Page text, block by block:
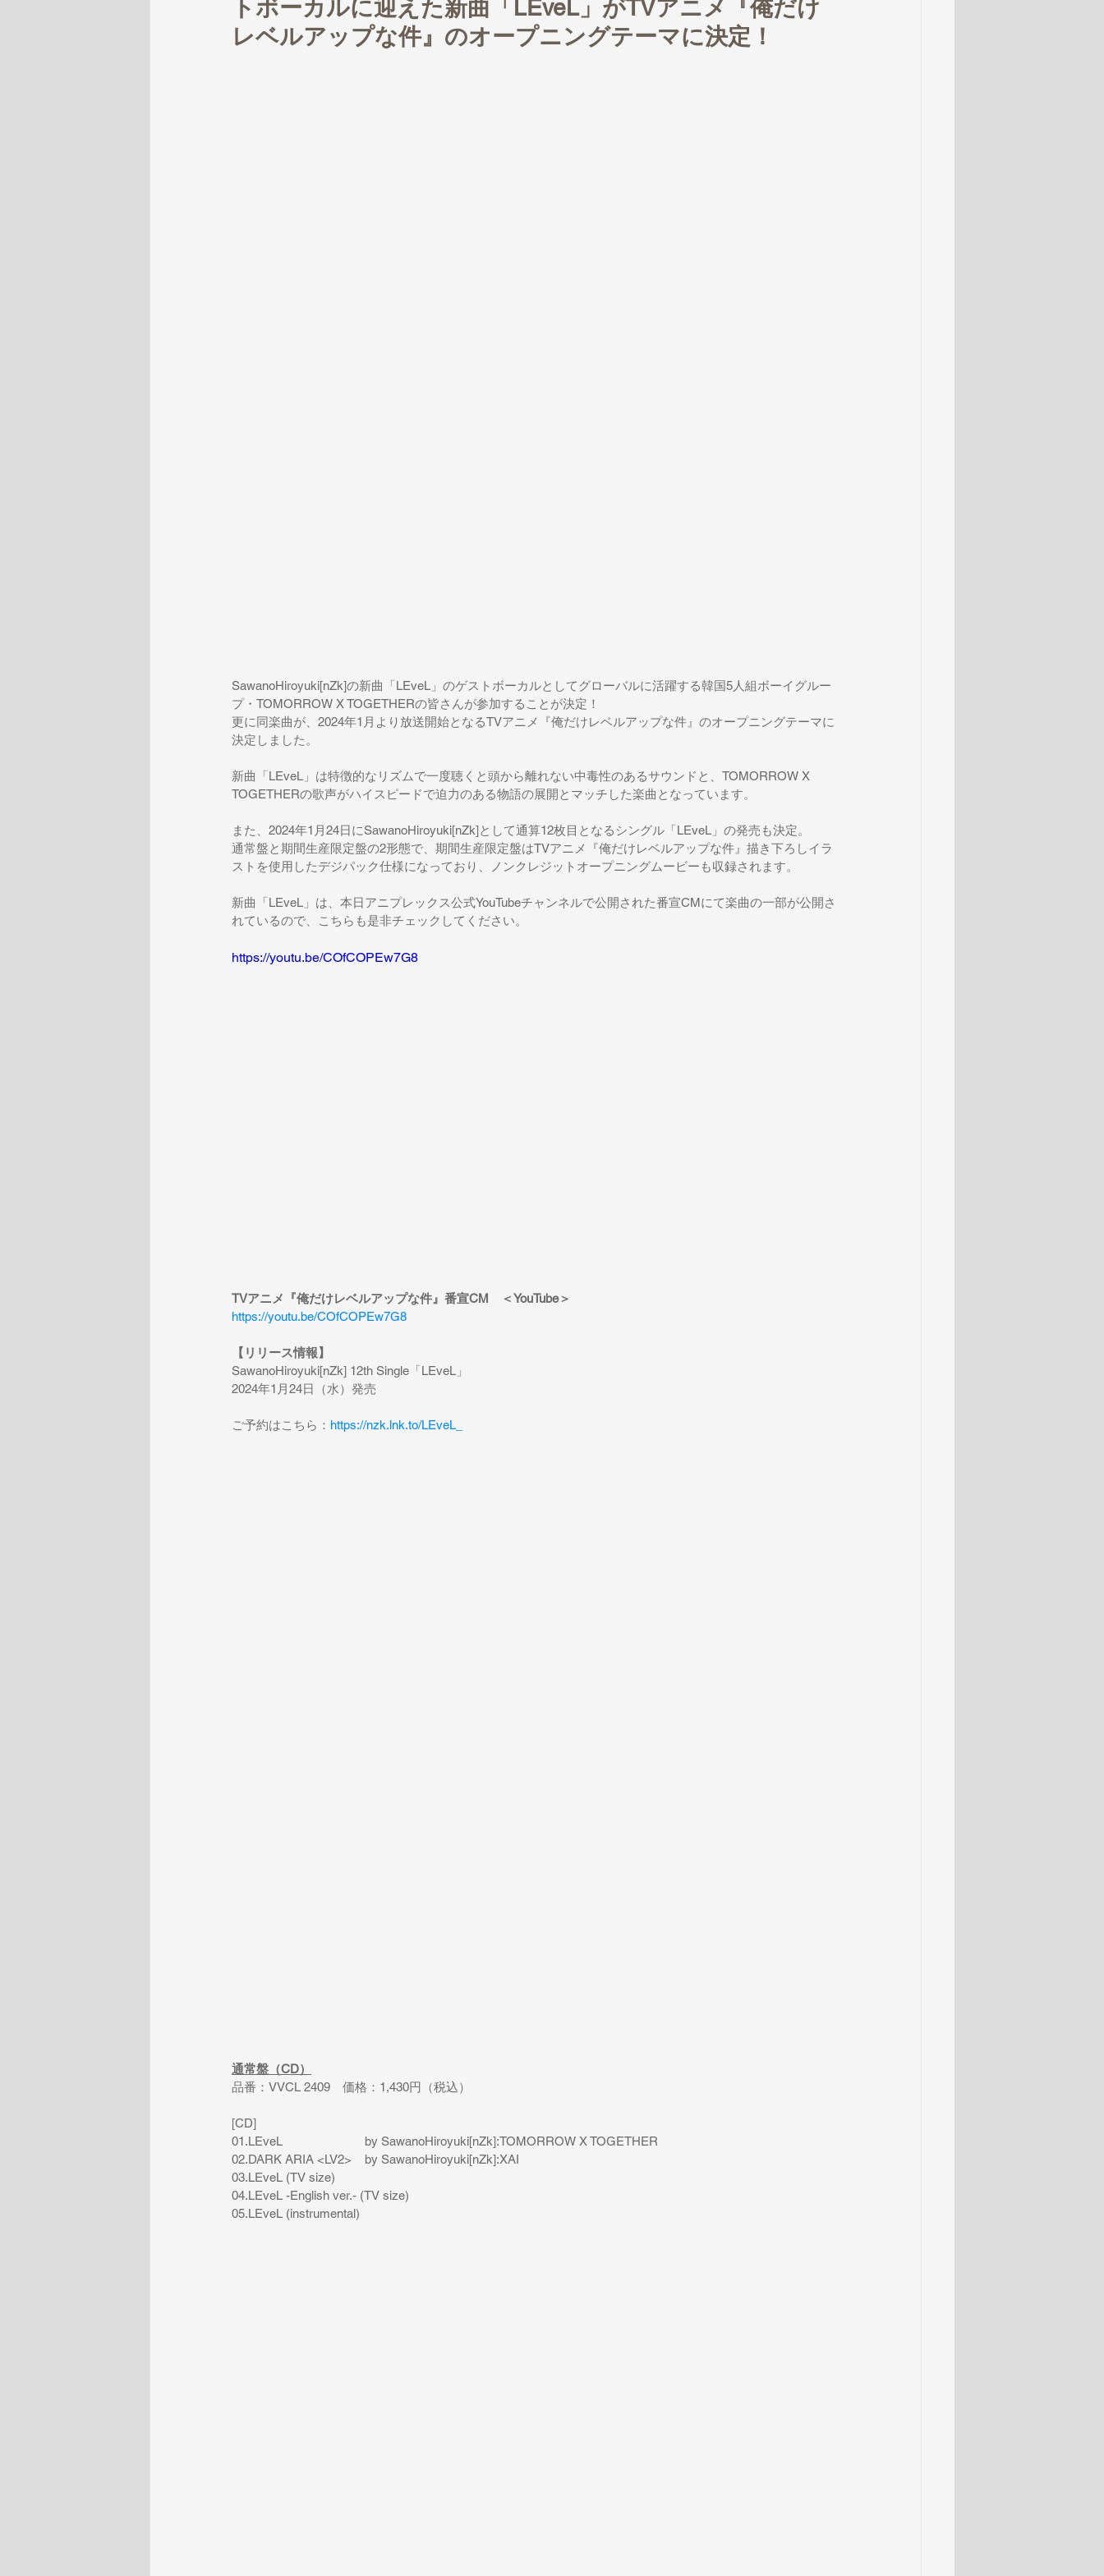
トボーカルに迎えた新曲「LEveL」がTVアニメ『俺だけ
レベルアップな件』のオープニングテーマに決定！
SawanoHiroyuki[nZk]の新曲「LEveL」のゲストボーカルとしてグローバルに活躍する韓国5人組ボーイグルー
プ・TOMORROW X TOGETHERの皆さんが参加することが決定！
更に同楽曲が、2024年1月より放送開始となるTVアニメ『俺だけレベルアップな件』のオープニングテーマに
決定しました。
新曲「LEveL」は特徴的なリズムで一度聴くと頭から離れない中毒性のあるサウンドと、TOMORROW X
TOGETHERの歌声がハイスピードで迫力のある物語の展開とマッチした楽曲となっています。
また、2024年1月24日にSawanoHiroyuki[nZk]として通算12枚目となるシングル「LEveL」の発売も決定。
通常盤と期間生産限定盤の2形態で、期間生産限定盤はTVアニメ『俺だけレベルアップな件』描き下ろしイラ
ストを使用したデジパック仕様になっており、ノンクレジットオープニングムービーも収録されます。
新曲「LEveL」は、本日アニプレックス公式YouTubeチャンネルで公開された番宣CMにて楽曲の一部が公開さ
れているので、こちらも是非チェックしてください。
https://youtu.be/COfCOPEw7G8
TVアニメ『俺だけレベルアップな件』番宣CM　＜YouTube＞
https://youtu.be/COfCOPEw7G8
【リリース情報】
SawanoHiroyuki[nZk] 12th Single「LEveL」
2024年1月24日（水）発売
ご予約はこちら： https://nzk.lnk.to/LEveL_
通常盤（CD）
品番：VVCL 2409　価格：1,430円（税込）
[CD]
01.LEveL                         by SawanoHiroyuki[nZk]:TOMORROW X TOGETHER
02.DARK ARIA <LV2>    by SawanoHiroyuki[nZk]:XAI
03.LEveL (TV size)
04.LEveL -English ver.- (TV size)
05.LEveL (instrumental)